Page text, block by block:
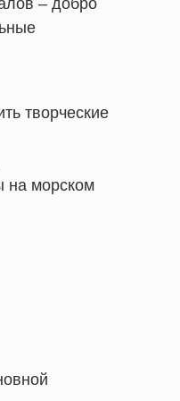
– добро
творческие
на морском